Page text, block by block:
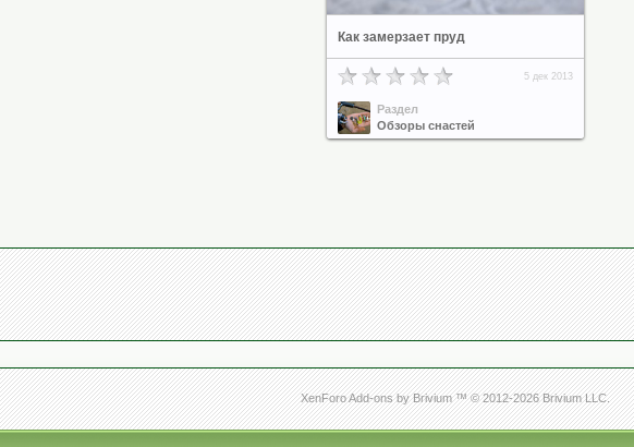
Как замерзает пруд
5 дек 2013
Раздел
Обзоры снастей
XenForo Add-ons by Brivium ™ © 2012-2026 Brivium LLC.